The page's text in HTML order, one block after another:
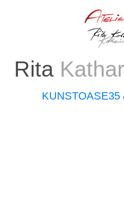
Rita
KUNSTOASE35